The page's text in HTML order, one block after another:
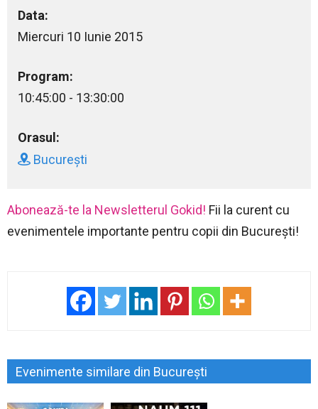
Data:
Miercuri 10 Iunie 2015
Program:
10:45:00 - 13:30:00
Orasul:
București
Abonează-te la Newsletterul Gokid! Fii la curent cu
evenimentele importante pentru copii din București!
Evenimente similare din București